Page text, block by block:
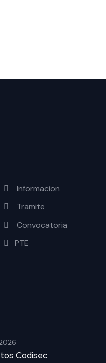
Informacion
Tramite
Convocatoria
PTE
Codisec